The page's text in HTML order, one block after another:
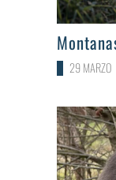
>
29 MARZO